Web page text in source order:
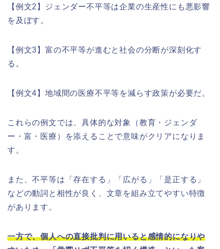
【例文2】ジェンダー不平等は企業の生産性にも悪影響
を及ぼす。
【例文3】富の不平等が進むと社会の分断が深刻化す
る。
【例文4】地域間の医療不平等を減らす政策が必要だ。
これらの例文では、具体的な対象（教育・ジェンダ
ー・富・医療）を添えることで意味がクリアになりま
す。
また、不平等は「存在する」「広がる」「是正する」
などの動詞と相性が良く、文章を組み立てやすい特徴
があります。
一方で、個人への直接批判に用いると感情的になりや